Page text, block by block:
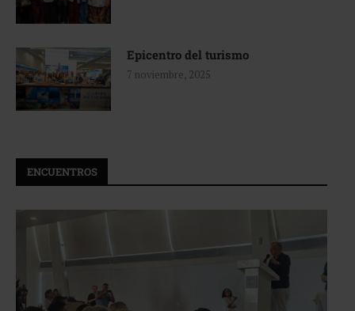
Epicentro del turismo
7 noviembre, 2025
ENCUENTROS